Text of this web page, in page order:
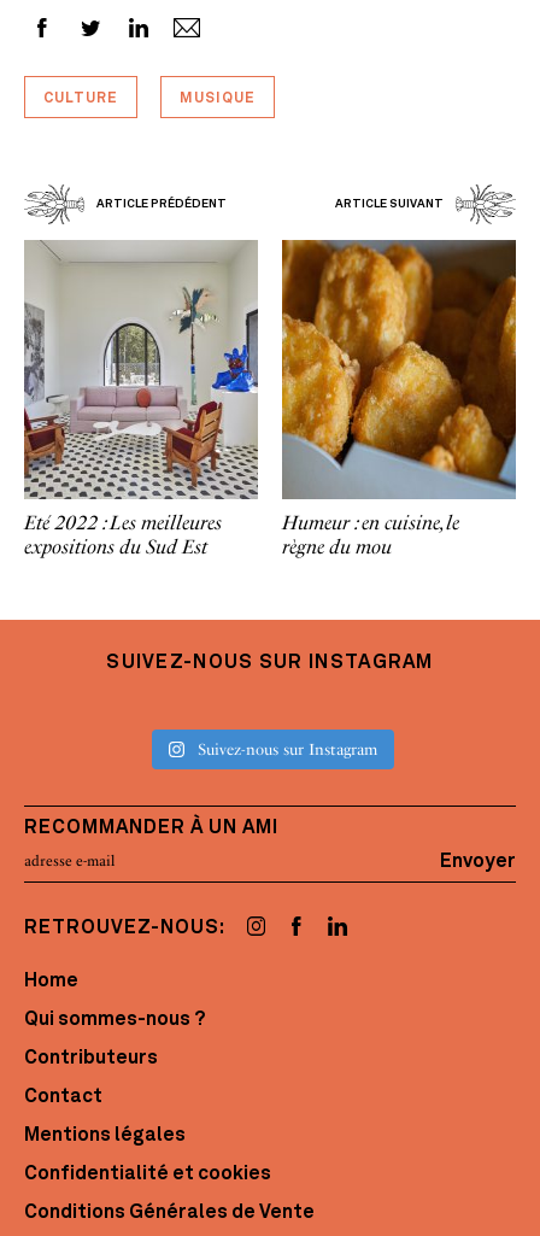
CULTURE MUSIQUE
ARTICLE PRÉDÉDENT ARTICLE SUIVANT
Eté 2022 : Les meilleures
expositions du Sud Est
Humeur : en cuisine, le
règne du mou
SUIVEZ-NOUS SUR INSTAGRAM
Suivez-nous sur Instagram
RECOMMANDER À UN AMI
Envoyer
RETROUVEZ-NOUS:
Home
Qui sommes-nous ?
Contributeurs
Contact
Mentions légales
Confidentialité et cookies
Conditions Générales de Vente